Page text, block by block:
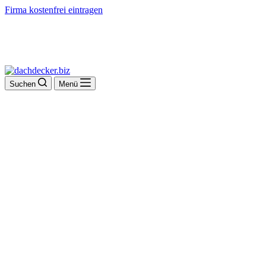
Firma kostenfrei eintragen
Suchen Menü